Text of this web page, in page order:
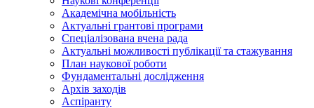
Академічна мобільність
Актуальні грантові програми
Спеціалізована вчена рада
Актуальні можливості публікації та стажування
План наукової роботи
Фундаментальні дослідження
Архів заходів
Аспіранту